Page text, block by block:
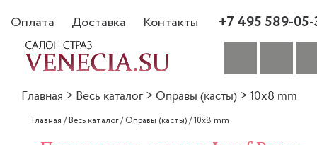
Оплата Доставка Контакты +7 495 589-
Главная > Весь каталог > Оправы (касты) > 10x8 mm
Главная /Весь каталог/Оправы (касты)/10x8 mm